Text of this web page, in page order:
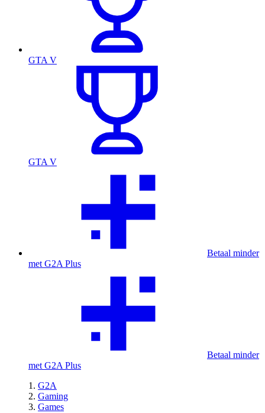
GTA V
GTA V
Betaal minder
met G2A Plus
Betaal minder
met G2A Plus
G2A
Gaming
Games